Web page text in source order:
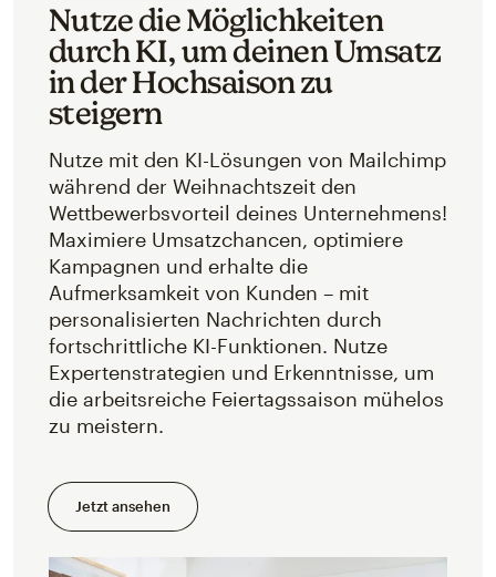
Nutze die Möglichkeiten
durch KI, um deinen Umsatz
in der Hochsaison zu
steigern
Nutze mit den KI-Lösungen von Mailchimp
während der Weihnachtszeit den
Wettbewerbsvorteil deines Unternehmens!
Maximiere Umsatzchancen, optimiere
Kampagnen und erhalte die
Aufmerksamkeit von Kunden – mit
personalisierten Nachrichten durch
fortschrittliche KI-Funktionen. Nutze
Expertenstrategien und Erkenntnisse, um
die arbeitsreiche Feiertagssaison mühelos
zu meistern.
Jetzt ansehen